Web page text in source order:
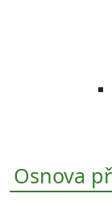
Osnova